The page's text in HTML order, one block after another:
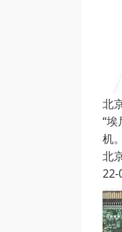
北
“
机
北
22-